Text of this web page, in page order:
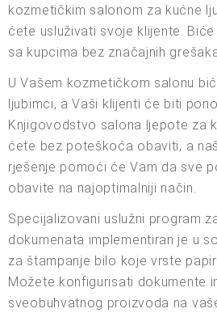
kozmetičkim salonom za kućne
ćete usluživati svoje klijente.
sa kupcima bez značajnih
U Vašem kozmetičkom salonu
ljubimci, a Vaši klijenti će biti
Knjigovodstvo salona ljepote za
ćete bez poteškoća obaviti, a
rješenje pomoći će Vam da sve
obavite na najoptimalniji način.
Specijalizovani uslužni program
dokumenata implementiran je u
za štampanje bilo koje vrste
Možete konfigurisati dokumente
sveobuhvatnog proizvoda na